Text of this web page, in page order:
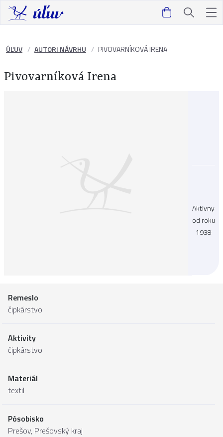
ÚĽUV AUTORI NÁVRHU PIVOVARNÍKOVÁ IRENA
Pivovarníková Irena
Aktívny
od roku
1938
Remeslo
čipkárstvo
Aktivity
čipkárstvo
Materiál
textil
Pôsobisko
Prešov, Prešovský kraj